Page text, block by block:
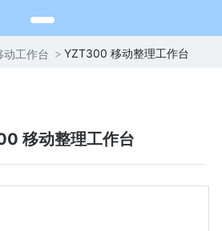
动工作台 YZT300 移动整理工作台
移动整理工作台